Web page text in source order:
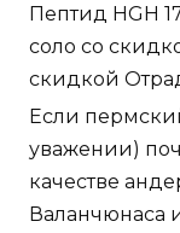
Пептид HGH
соло со
скидкой
Если
уважении)
качестве
Валанчюнаса